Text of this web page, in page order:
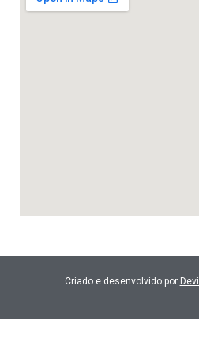
Criado e desenvolvido por